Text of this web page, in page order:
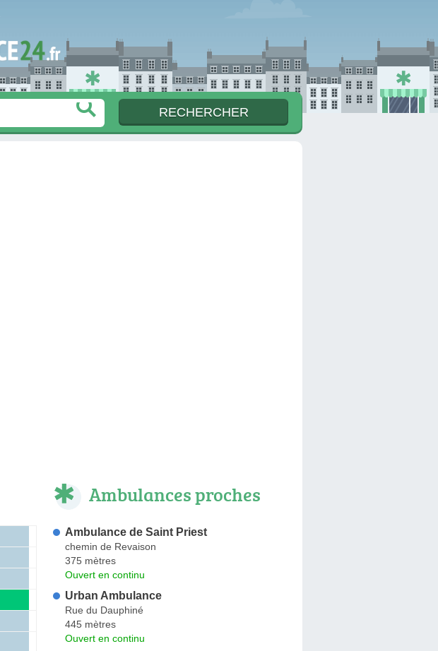
Ambulances proches
Ambulance de Saint Priest
chemin de Revaison
375 mètres
Ouvert en continu
Urban Ambulance
Rue du Dauphiné
445 mètres
Ouvert en continu